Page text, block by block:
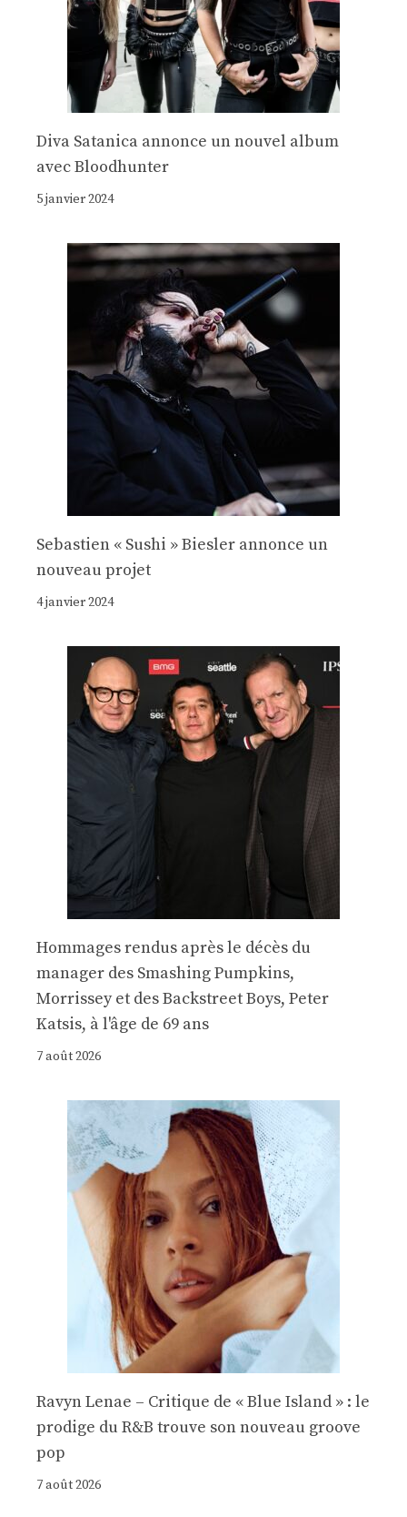
Diva Satanica annonce un nouvel album
avec Bloodhunter
5 janvier 2024
Sebastien « Sushi » Biesler annonce un
nouveau projet
4 janvier 2024
Hommages rendus après le décès du
manager des Smashing Pumpkins,
Morrissey et des Backstreet Boys, Peter
Katsis, à l'âge de 69 ans
7 août 2026
Ravyn Lenae – Critique de « Blue Island » : le
prodige du R&B trouve son nouveau groove
pop
7 août 2026